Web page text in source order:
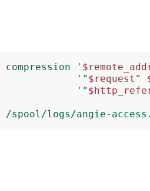
compression '
'" $request"
'"
/spool/logs/angie-